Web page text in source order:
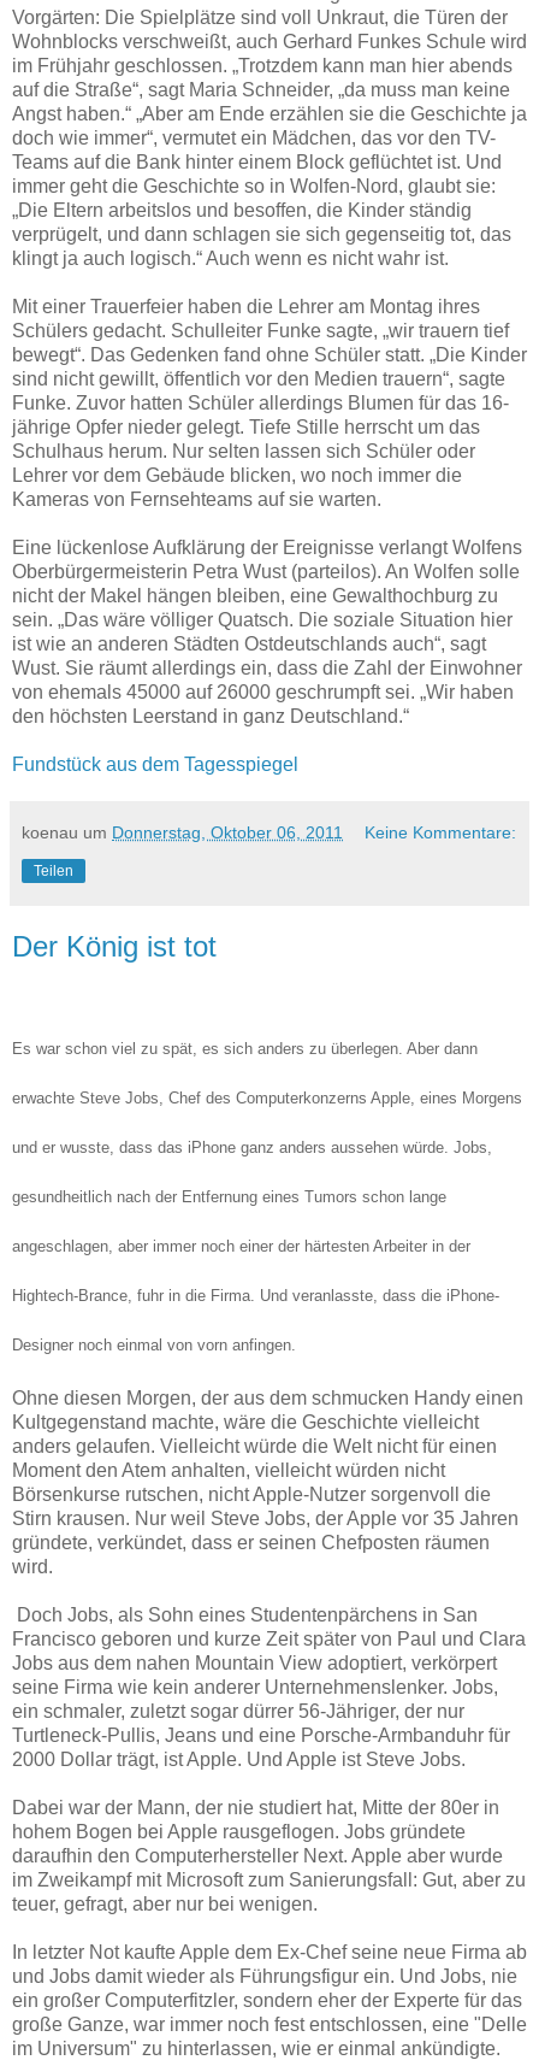
Vorgärten: Die Spielplätze sind voll Unkraut, die Türen der
Wohnblocks verschweißt, auch Gerhard Funkes Schule wird
im Frühjahr geschlossen. „Trotzdem kann man hier abends
auf die Straße“, sagt Maria Schneider, „da muss man keine
Angst haben.“ „Aber am Ende erzählen sie die Geschichte ja
doch wie immer“, vermutet ein Mädchen, das vor den TV-
Teams auf die Bank hinter einem Block geflüchtet ist. Und
immer geht die Geschichte so in Wolfen-Nord, glaubt sie:
„Die Eltern arbeitslos und besoffen, die Kinder ständig
verprügelt, und dann schlagen sie sich gegenseitig tot, das
klingt ja auch logisch.“ Auch wenn es nicht wahr ist.
Mit einer Trauerfeier haben die Lehrer am Montag ihres
Schülers gedacht. Schulleiter Funke sagte, „wir trauern tief
bewegt“. Das Gedenken fand ohne Schüler statt. „Die Kinder
sind nicht gewillt, öffentlich vor den Medien trauern“, sagte
Funke. Zuvor hatten Schüler allerdings Blumen für das 16-
jährige Opfer nieder gelegt. Tiefe Stille herrscht um das
Schulhaus herum. Nur selten lassen sich Schüler oder
Lehrer vor dem Gebäude blicken, wo noch immer die
Kameras von Fernsehteams auf sie warten.
Eine lückenlose Aufklärung der Ereignisse verlangt Wolfens
Oberbürgermeisterin Petra Wust (parteilos). An Wolfen solle
nicht der Makel hängen bleiben, eine Gewalthochburg zu
sein. „Das wäre völliger Quatsch. Die soziale Situation hier
ist wie an anderen Städten Ostdeutschlands auch“, sagt
Wust. Sie räumt allerdings ein, dass die Zahl der Einwohner
von ehemals 45000 auf 26000 geschrumpft sei. „Wir haben
den höchsten Leerstand in ganz Deutschland.“
Fundstück aus dem Tagesspiegel
koenau um Donnerstag, Oktober 06, 2011 Keine Kommentare:
Teilen
Der König ist tot
Es war schon viel zu spät, es sich anders zu überlegen. Aber dann
erwachte Steve Jobs, Chef des Computerkonzerns Apple, eines Morgens
und er wusste, dass das iPhone ganz anders aussehen würde. Jobs,
gesundheitlich nach der Entfernung eines Tumors schon lange
angeschlagen, aber immer noch einer der härtesten Arbeiter in der
Hightech-Brance, fuhr in die Firma. Und veranlasste, dass die iPhone-
Designer noch einmal von vorn anfingen.
Ohne diesen Morgen, der aus dem schmucken Handy einen
Kultgegenstand machte, wäre die Geschichte vielleicht
anders gelaufen. Vielleicht würde die Welt nicht für einen
Moment den Atem anhalten, vielleicht würden nicht
Börsenkurse rutschen, nicht Apple-Nutzer sorgenvoll die
Stirn krausen. Nur weil Steve Jobs, der Apple vor 35 Jahren
gründete, verkündet, dass er seinen Chefposten räumen
wird.
Doch Jobs, als Sohn eines Studentenpärchens in San
Francisco geboren und kurze Zeit später von Paul und Clara
Jobs aus dem nahen Mountain View adoptiert, verkörpert
seine Firma wie kein anderer Unternehmenslenker. Jobs,
ein schmaler, zuletzt sogar dürrer 56-Jähriger, der nur
Turtleneck-Pullis, Jeans und eine Porsche-Armbanduhr für
2000 Dollar trägt, ist Apple. Und Apple ist Steve Jobs.
Dabei war der Mann, der nie studiert hat, Mitte der 80er in
hohem Bogen bei Apple rausgeflogen. Jobs gründete
daraufhin den Computerhersteller Next. Apple aber wurde
im Zweikampf mit Microsoft zum Sanierungsfall: Gut, aber zu
teuer, gefragt, aber nur bei wenigen.
In letzter Not kaufte Apple dem Ex-Chef seine neue Firma ab
und Jobs damit wieder als Führungsfigur ein. Und Jobs, nie
ein großer Computerfitzler, sondern eher der Experte für das
große Ganze, war immer noch fest entschlossen, eine "Delle
im Universum" zu hinterlassen, wie er einmal ankündigte.